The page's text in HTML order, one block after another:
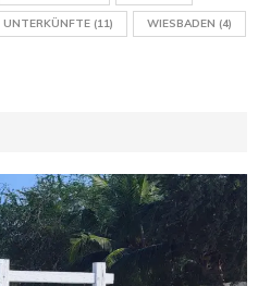
UNTERKÜNFTE (11) WIESBADEN (4)